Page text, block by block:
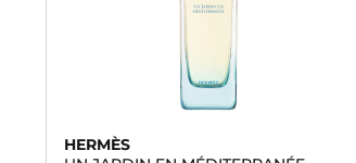
HERMÈS